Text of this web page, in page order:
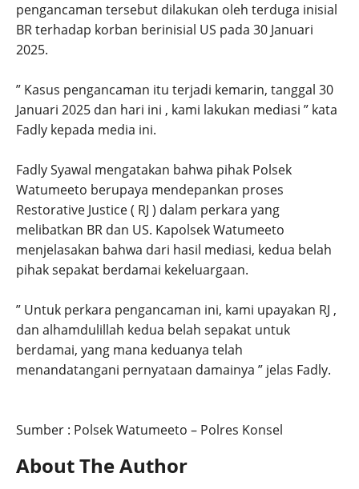
pengancaman tersebut dilakukan oleh terduga inisial
BR terhadap korban berinisial US pada 30 Januari
2025.
” Kasus pengancaman itu terjadi kemarin, tanggal 30
Januari 2025 dan hari ini , kami lakukan mediasi ” kata
Fadly kepada media ini.
Fadly Syawal mengatakan bahwa pihak Polsek
Watumeeto berupaya mendepankan proses
Restorative Justice ( RJ ) dalam perkara yang
melibatkan BR dan US. Kapolsek Watumeeto
menjelasakan bahwa dari hasil mediasi, kedua belah
pihak sepakat berdamai kekeluargaan.
” Untuk perkara pengancaman ini, kami upayakan RJ ,
dan alhamdulillah kedua belah sepakat untuk
berdamai, yang mana keduanya telah
menandatangani pernyataan damainya ” jelas Fadly.
Sumber : Polsek Watumeeto – Polres Konsel
About The Author